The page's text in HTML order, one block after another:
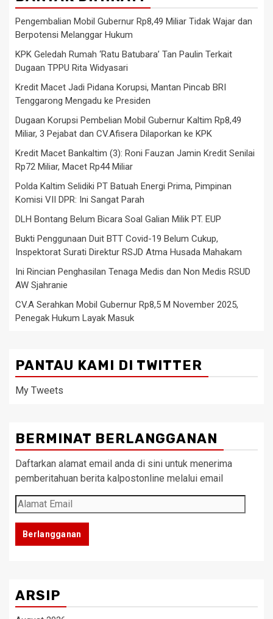
Pengembalian Mobil Gubernur Rp8,49 Miliar Tidak Wajar dan
Berpotensi Melanggar Hukum
KPK Geledah Rumah ‘Ratu Batubara’ Tan Paulin Terkait
Dugaan TPPU Rita Widyasari
Kredit Macet Jadi Pidana Korupsi, Mantan Pincab BRI
Tenggarong Mengadu ke Presiden
Dugaan Korupsi Pembelian Mobil Gubernur Kaltim Rp8,49
Miliar, 3 Pejabat dan CV.Afisera Dilaporkan ke KPK
Kredit Macet Bankaltim (3): Roni Fauzan Jamin Kredit Senilai
Rp72 Miliar, Macet Rp44 Miliar
Polda Kaltim Selidiki PT Batuah Energi Prima, Pimpinan
Komisi VII DPR: Ini Sangat Parah
DLH Bontang Belum Bicara Soal Galian Milik PT. EUP
Bukti Penggunaan Duit BTT Covid-19 Belum Cukup,
Inspektorat Surati Direktur RSJD Atma Husada Mahakam
Ini Rincian Penghasilan Tenaga Medis dan Non Medis RSUD
AW Sjahranie
CV.A Serahkan Mobil Gubernur Rp8,5 M November 2025,
Penegak Hukum Layak Masuk
PANTAU KAMI DI TWITTER
My Tweets
BERMINAT BERLANGGANAN
Daftarkan alamat email anda di sini untuk menerima
pemberitahuan berita kalpostonline melalui email
Alamat
Email
Berlangganan
ARSIP